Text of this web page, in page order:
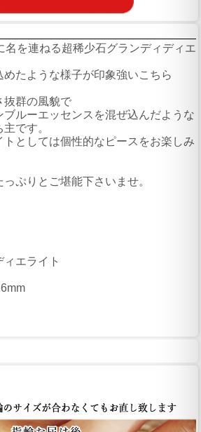
名を連ねる超稀少石グランディディエ
たような様子が印象強いこちら
抜群の風貌で
ルーエッセンスを混ぜ込んだような
です。
トとしては個性的なピースをお楽しみ
ぷりとご堪能下さいませ。
エライト